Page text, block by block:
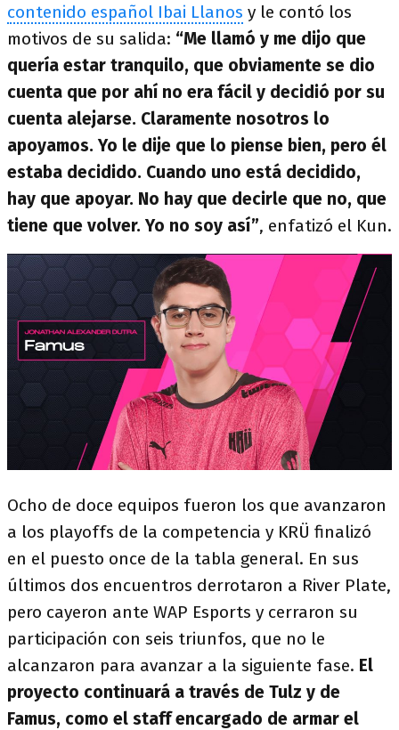
contenido español Ibai Llanos y le contó los
motivos de su salida: “Me llamó y me dijo que
quería estar tranquilo, que obviamente se dio
cuenta que por ahí no era fácil y decidió por su
cuenta alejarse. Claramente nosotros lo
apoyamos. Yo le dije que lo piense bien, pero él
estaba decidido. Cuando uno está decidido,
hay que apoyar. No hay que decirle que no, que
tiene que volver. Yo no soy así”, enfatizó el Kun.
Ocho de doce equipos fueron los que avanzaron
a los playoffs de la competencia y KRÜ finalizó
en el puesto once de la tabla general. En sus
últimos dos encuentros derrotaron a River Plate,
pero cayeron ante WAP Esports y cerraron su
participación con seis triunfos, que no le
alcanzaron para avanzar a la siguiente fase. El
proyecto continuará a través de Tulz y de
Famus, como el staff encargado de armar el